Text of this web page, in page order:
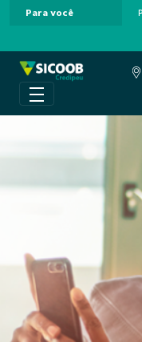
Pular para o
Para você